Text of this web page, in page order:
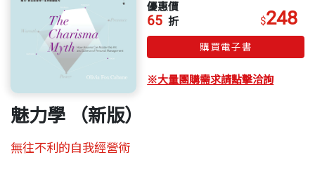
優惠價
65 折 $248
購買電子書
※大量團購需求請點擊洽詢
魅力學 （新版）
無往不利的自我經營術